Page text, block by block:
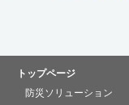
展しました
当社防災用
2026年6月
側面印字キ
トップページ
防災ソリューション